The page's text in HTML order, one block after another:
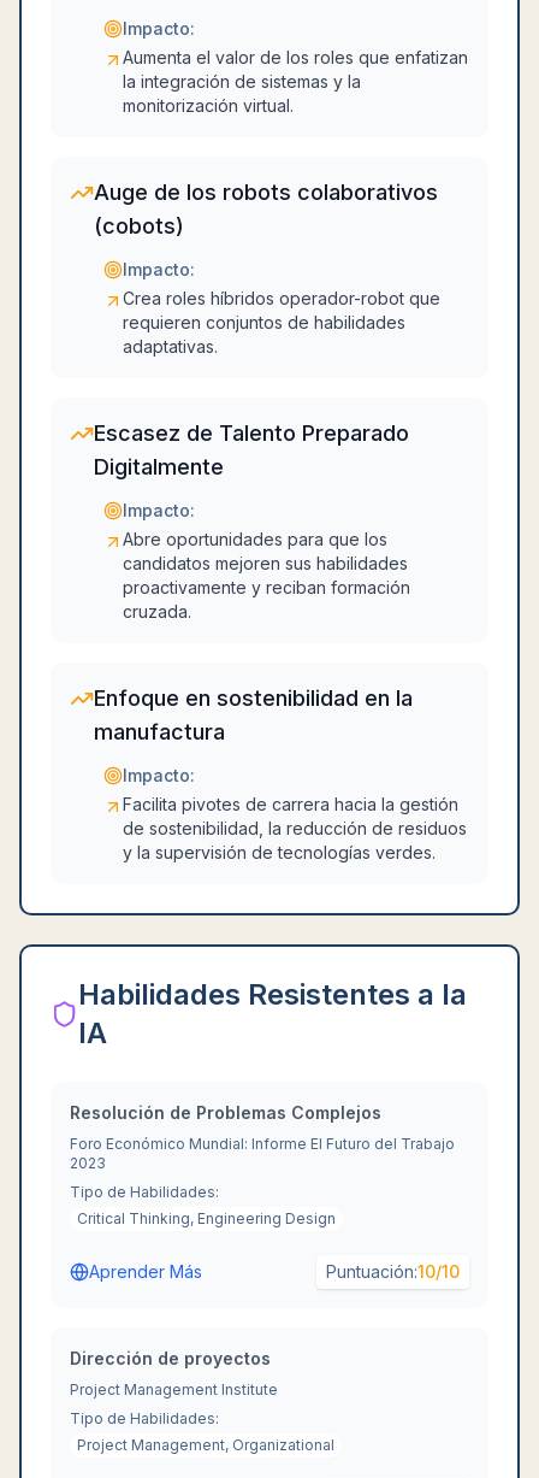
Impacto:
Aumenta el valor de los roles que enfatizan
la integración de sistemas y la
monitorización virtual.
Auge de los robots colaborativos
(cobots)
Impacto:
Crea roles híbridos operador-robot que
requieren conjuntos de habilidades
adaptativas.
Escasez de Talento Preparado
Digitalmente
Impacto:
Abre oportunidades para que los
candidatos mejoren sus habilidades
proactivamente y reciban formación
cruzada.
Enfoque en sostenibilidad en la
manufactura
Impacto:
Facilita pivotes de carrera hacia la gestión
de sostenibilidad, la reducción de residuos
y la supervisión de tecnologías verdes.
Habilidades Resistentes a la
IA
Resolución de Problemas Complejos
Foro Económico Mundial: Informe El Futuro del Trabajo
2023
Tipo de Habilidades:
Critical Thinking, Engineering Design
Aprender Más Puntuación:10/10
Dirección de proyectos
Project Management Institute
Tipo de Habilidades:
Project Management, Organizational